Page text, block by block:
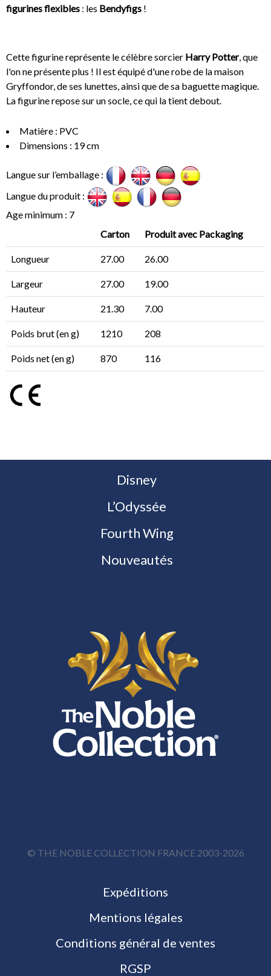
figurines flexibles : les Bendyfigs !
Cette figurine représente le célèbre sorcier Harry Potter, que
l'on ne présente plus ! Il est équipé d'une robe de la maison
Gryffondor, de ses lunettes, ainsi que de sa baguette magique.
La figurine repose sur un socle, ce qui la tient debout.
Matière : PVC
Dimensions : 19 cm
Langue sur l’emballage :
Langue du produit :
Age minimum : 7
Carton
Produit avec Packaging
Longueur 27.00 26.00
Largeur 27.00 19.00
Hauteur 21.30 7.00
Poids brut (en g) 1210 208
Poids net (en g) 870 116
Disney
L’Odyssée
Fourth Wing
Nouveautés
© THE NOBLE COLLECTION FRANCE 2003-2026
Expéditions
Mentions légales
Conditions général de ventes
RGSP